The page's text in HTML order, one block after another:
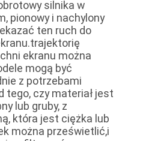
silnika w
pionowy i nachylony
ten ruch do
ekranu można
mogą być
z potrzebami
tego, czy materiał jest
lub gruby, z
która jest ciężka lub
można prześwietlić,i